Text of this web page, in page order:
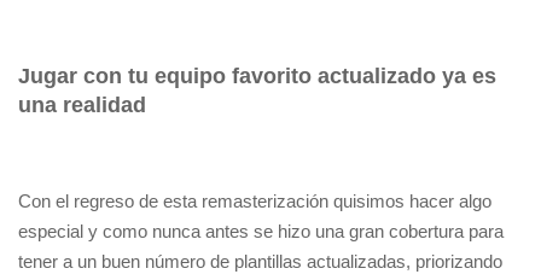
Jugar con tu equipo favorito actualizado ya es
una realidad
Con el regreso de esta remasterización quisimos hacer algo
especial y como nunca antes se hizo una gran cobertura para
tener a un buen número de plantillas actualizadas, priorizando